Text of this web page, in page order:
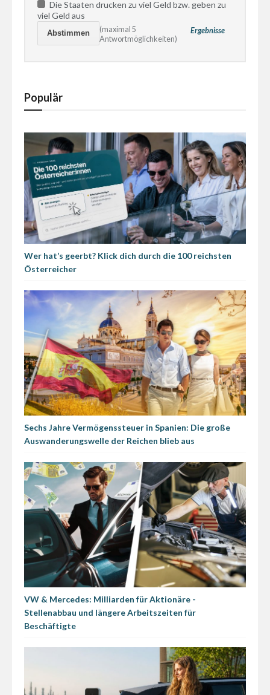
Die Staaten drucken zu viel Geld bzw. geben zu
viel Geld aus
Ergebnisse
(maximal 5
Antwortmöglichkeiten)
Populär
Wer hat’s geerbt? Klick dich durch die 100 reichsten
Österreicher
Sechs Jahre Vermögenssteuer in Spanien: Die große
Auswanderungswelle der Reichen blieb aus
VW & Mercedes: Milliarden für Aktionäre -
Stellenabbau und längere Arbeitszeiten für
Beschäftigte